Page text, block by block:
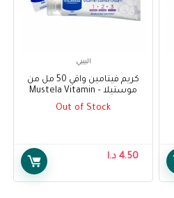
البيبي
كريم فيتامين واقي 50 مل من
موستيلا – Mustela Vitamin
Barrier Cream 50 ml
Out of Stock
4.50 د.ا